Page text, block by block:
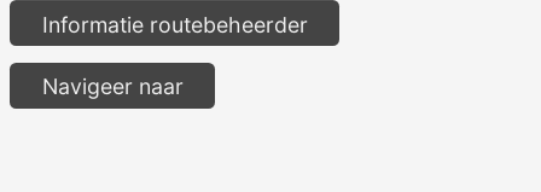
Informatie routebeheerder
Navigeer naar